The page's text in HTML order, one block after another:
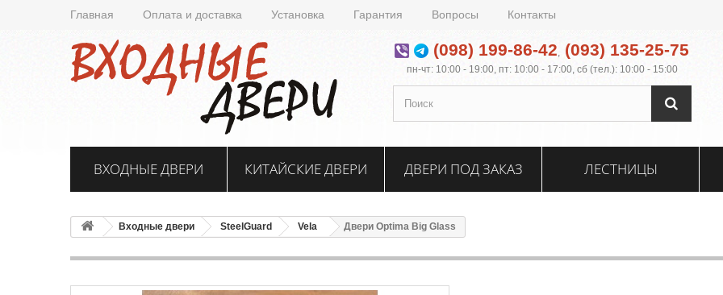
Главная Оплата и доставка Установка Гарантия Вопросы Контакты
(098) 199-86-42, (093) 135-25-75
пн-чт: 10:00 - 19:00, пт: 10:00 - 17:00, сб (тел.): 10:00 - 15:00
ВХОДНЫЕ ДВЕРИ КИТАЙСКИЕ ДВЕРИ ДВЕРИ ПОД ЗАКАЗ ЛЕСТНИЦЫ
Входные двери SteelGuard Vela Двери Optima Big Glass